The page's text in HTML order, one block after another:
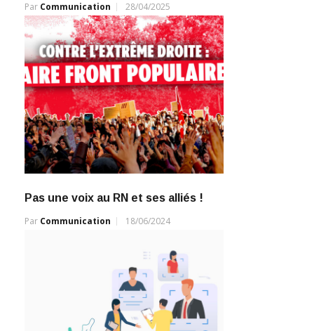
Par Communication 28/04/2025
Pas une voix au RN et ses alliés !
Par Communication 18/06/2024